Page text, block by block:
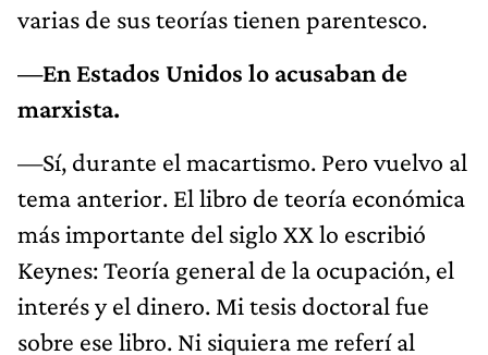
varias de sus teorías tienen parentesco.
—En Estados Unidos lo acusaban de
marxista.
—Sí, durante el macartismo. Pero vuelvo al
tema anterior. El libro de teoría económica
más importante del siglo XX lo escribió
Keynes: Teoría general de la ocupación, el
interés y el dinero. Mi tesis doctoral fue
sobre ese libro. Ni siquiera me referí al